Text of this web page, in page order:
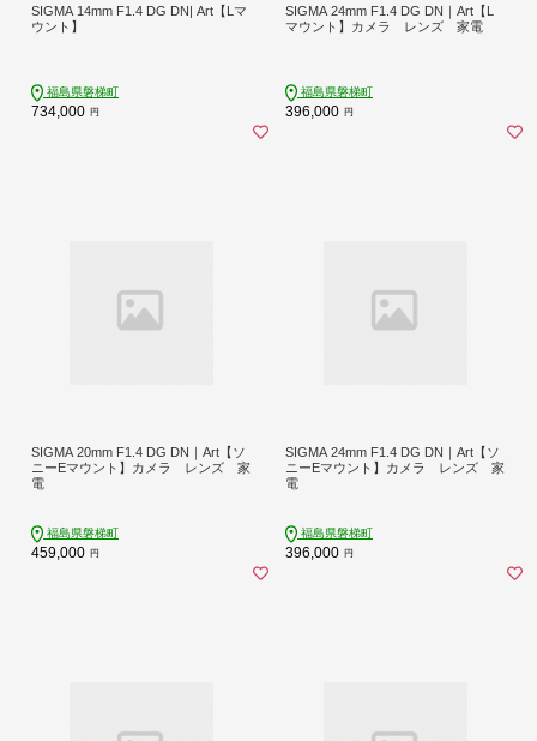
SIGMA 14mm F1.4 DG DN| Art【Lマ
ウント】
福島県磐梯町
734,000 円
SIGMA 24mm F1.4 DG DN｜Art【L
マウント】カメラ レンズ 家電
福島県磐梯町
396,000 円
SIGMA 20mm F1.4 DG DN｜Art【ソ
ニーEマウント】カメラ レンズ 家
電
福島県磐梯町
459,000 円
SIGMA 24mm F1.4 DG DN｜Art【ソ
ニーEマウント】カメラ レンズ 家
電
福島県磐梯町
396,000 円